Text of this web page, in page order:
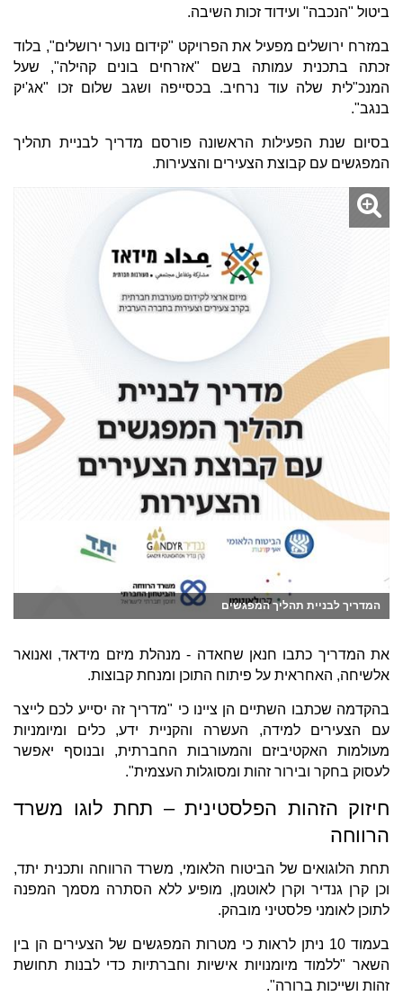
ביטול "הנכבה" ועידוד זכות השיבה.
במזרח ירושלים מפעיל את הפרויקט "קידום נוער ירושלים", בלוד
זכתה בתכנית עמותה בשם "אזרחים בונים קהילה", שעל
המנכ"לית שלה עוד נרחיב. בכסייפה ושגב שלום זכו "אג'יק
בנגב".
בסיום שנת הפעילות הראשונה פורסם מדריך לבניית תהליך
המפגשים עם קבוצת הצעירים והצעירות.
המדריך לבניית תהליך המפגשים
את המדריך כתבו חנאן שחאדה - מנהלת מיזם מידאד, ואנואר
אלשיחה, האחראית על פיתוח התוכן ומנחת קבוצות.
בהקדמה שכתבו השתיים הן ציינו כי "מדריך זה יסייע לכם לייצר
עם הצעירים למידה, העשרה והקניית ידע, כלים ומיומניות
מעולמות האקטיביזם והמעורבות החברתית, ובנוסף יאפשר
לעסוק בחקר ובירור זהות ומסוגלות העצמית".
חיזוק הזהות הפלסטינית – תחת לוגו משרד
הרווחה
תחת הלוגואים של הביטוח הלאומי, משרד הרווחה ותכנית יתד,
וכן קרן גנדיר וקרן לאוטמן, מופיע ללא הסתרה מסמך המפנה
לתוכן לאומני פלסטיני מובהק.
בעמוד 10 ניתן לראות כי מטרות המפגשים של הצעירים הן בין
השאר "ללמוד מיומנויות אישיות וחברתיות כדי לבנות תחושת
זהות ושייכות ברורה".